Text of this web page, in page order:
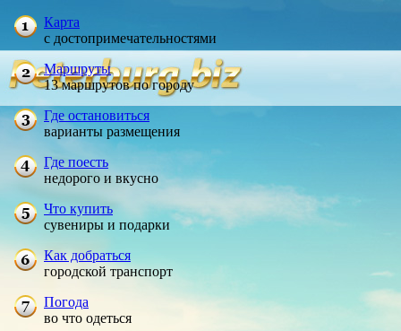
Карта
с достопримечательностями
Маршруты
13 маршрутов по городу
Где остановиться
варианты размещения
Где поесть
недорого и вкусно
Что купить
сувениры и подарки
Как добраться
городской транспорт
Погода
во что одеться